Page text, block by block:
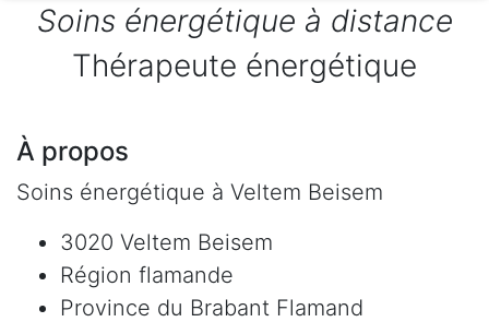
Soins énergétique à distance
Thérapeute énergétique
À propos
Soins énergétique à Veltem Beisem
3020 Veltem Beisem
Région flamande
Province du Brabant Flamand